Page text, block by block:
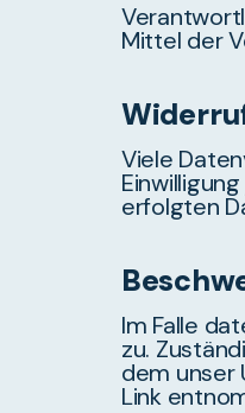
Mittel der
Viele
erfolgten
Im Falle
zu.
dem unser
Link